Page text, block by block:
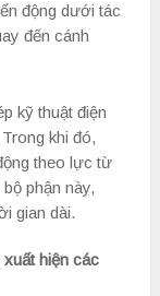
động dưới tác
đến cánh
kỹ thuật điện
khi đó,
theo lực từ
phận này,
gian dài.
hiện các